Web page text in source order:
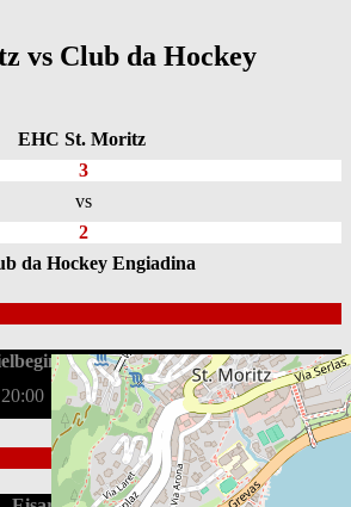
vs Club da Hockey
EHC St. Moritz
3
vs
2
da Hockey Engiadina
Liga
Saison
20:00
2. Liga OST
Qualifikation
2019/20